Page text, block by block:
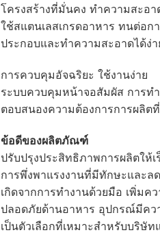
โครงสร้างที่มั่นคง ทำความสะอา
ใช้สแตนเลสเกรดอาหาร ทนต่อ
ประกอบและทำความสะอาดได้ง่
การควบคุมอัจฉริยะ ใช้งานง่าย
ระบบควบคุมหน้าจอสัมผัส การท
ตอบสนองความต้องการการผลิต
ข้อดีของผลิตภัณฑ์
ปรับปรุงประสิทธิภาพการผลิตให้
การพึ่งพาแรงงานที่มีทักษะและ
เกิดจากการทำงานด้วยมือ เพิ่ม
ปลอดภัยด้านอาหาร อุปกรณ์มีคว
เป็นตัวเลือกที่เหมาะสำหรับบริษั